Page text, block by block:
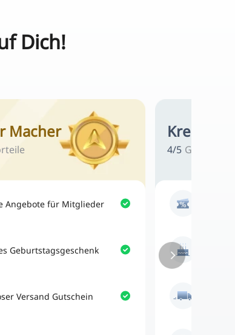
Dich!
Macher
Angebote für Mitglieder
Geburtstagsgeschenk
Versand Gutschein
Kreativer
4/5